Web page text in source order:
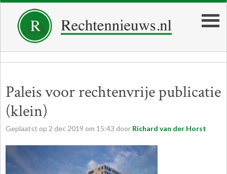
Paleis voor rechtenvrije publicatie
(klein)
Geplaatst op 2 dec 2019 om 15:43 door Richard van der Horst